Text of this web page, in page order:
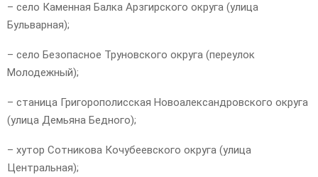
– село Каменная Балка Арзгирского округа (улица
Бульварная);
– село Безопасное Труновского округа (переулок
Молодежный);
– станица Григорополисская Новоалександровского округа
(улица Демьяна Бедного);
– хутор Сотникова Кочубеевского округа (улица
Центральная);